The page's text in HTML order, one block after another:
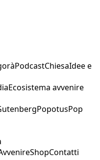
PodcastChiesaIdee e
Ecosistema avvenire
PopotusPop
ShopContatti